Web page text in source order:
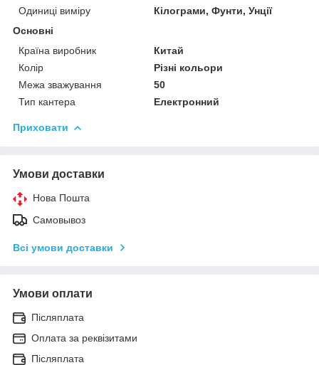
Одиниці виміру
Кілограми, Фунти, Унції
Основні
Країна виробник
Китай
Колір
Різні кольори
Межа зважування
50
Тип кантера
Електронний
Приховати
Умови доставки
Нова Пошта
Самовывоз
Всі умови доставки
Умови оплати
Післяплата
Оплата за реквізитами
Післяплата